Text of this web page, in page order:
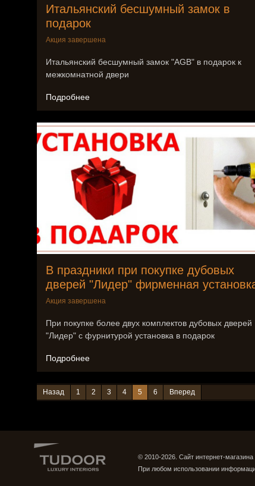
Итальянский бесшумный замок в
подарок
Акция завершена
Итальянский бесшумный замок "AGB" в подарок к
межкомнатной двери
Подробнее
В праздники при покупке дубовых
дверей "Лидер" фирменная
Акция завершена
При покупке более двух комплектов дубовых дверей
"Лидер" с фурнитурой установка в подарок
Подробнее
Назад 1 2 3 4 5 6 Вперед
© 2010-2026. Сайт интернет-
При любом использовании